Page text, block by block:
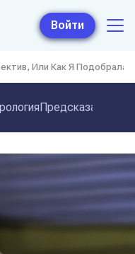
Войти
Или Как Я Подобрала